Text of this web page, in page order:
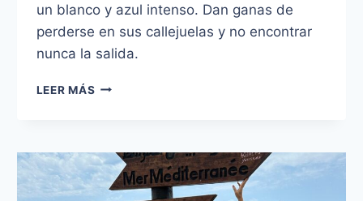
un blanco y azul intenso. Dan ganas de
perderse en sus callejuelas y no encontrar
nunca la salida.
LEER MÁS UN
LA
CIUDAD
AZUL